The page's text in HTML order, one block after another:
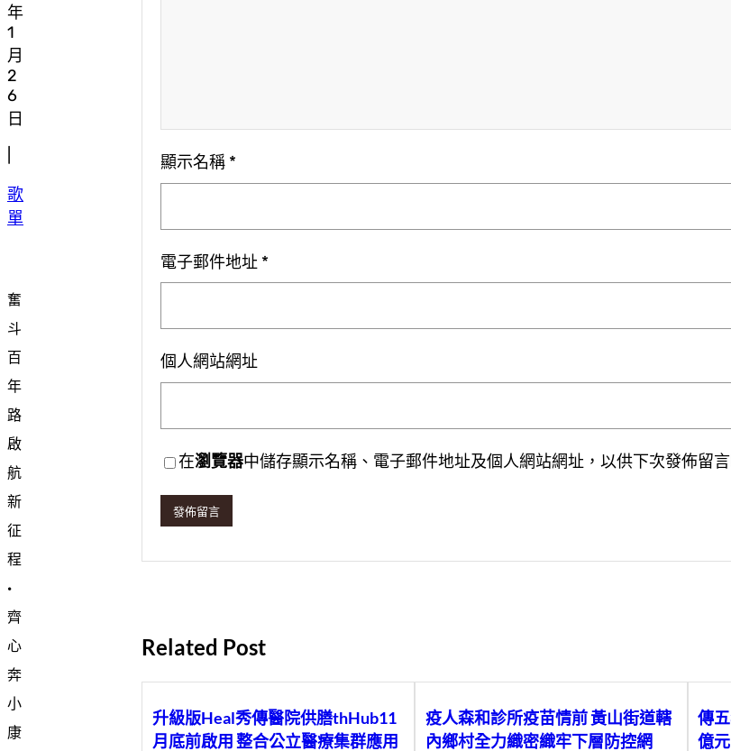
年
1
月
2
6
日
歌
單
奮
斗
百
年
路
啟
航
新
征
程
·
齊
心
奔
小
康
顯示名稱 *
電子郵件地址 *
個人網站網址
在瀏覽器中儲存顯示名稱、電子郵件地址及個人網站網址，以供下次發佈留言
Related Post
升級版Heal秀傳醫院供膳thHub11
月底前啟用 整合公立醫療集群應用
疫人森和診所疫苗情前 黃山街道轄
內鄉村全力織密織牢下層防控網
傳
億